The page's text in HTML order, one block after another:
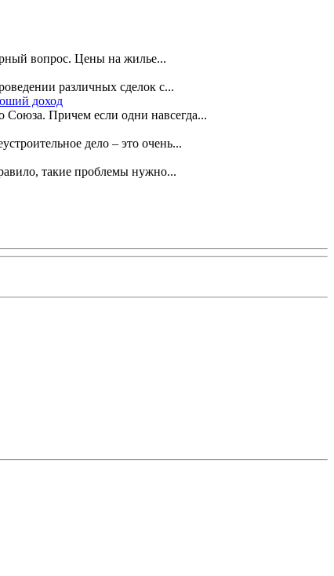
вопрос. Цены на жилье...
различных сделок с...
доход
Союза. Причем если одни навсегда...
дело – это очень...
такие проблемы нужно...